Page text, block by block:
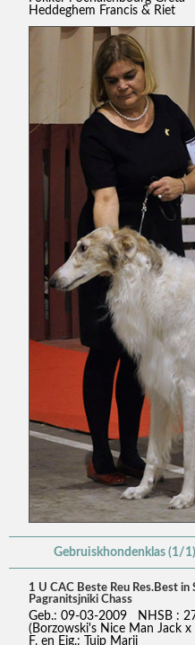
Heddeghem Francis & Riet
Gebruiskhondenklas (1/1)
1 U CAC Beste Reu Res.Best in
Pagranitsjniki Chass
Geb.: 09-03-2009 NHSB :
(Borzowski's Nice Man Jack
F. en Eig.: Tuip Marij